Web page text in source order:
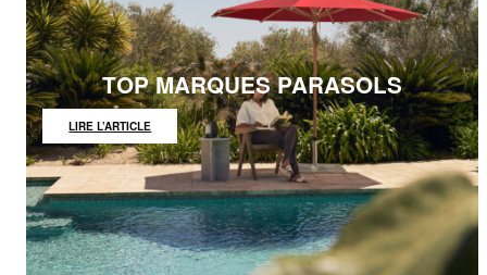
TOP MARQUES PARASOLS
LIRE L’ARTICLE
TOP
MARQUES
PARASOLS